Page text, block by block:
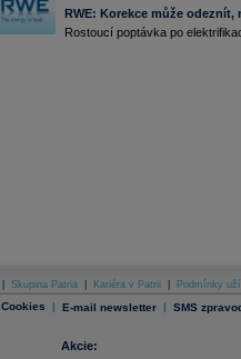
RWE: Korekce může
Rostoucí poptávka po
Skupina Patria Kariéra v Patrii Podmínky
Cookies | E-mail newsletter | SMS
Akcie: